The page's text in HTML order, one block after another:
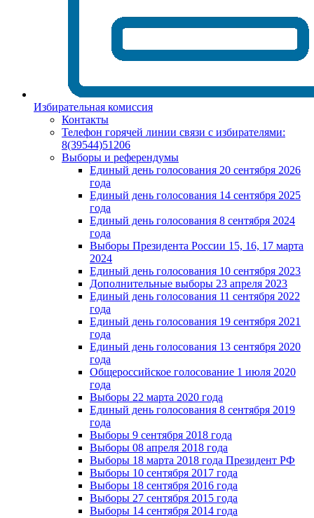
Избирательная комиссия
Контакты
Телефон горячей линии связи с избирателями:
8(39544)51206
Выборы и референдумы
Единый день голосования 20 сентября 2026
года
Единый день голосования 14 сентября 2025
года
Единый день голосования 8 сентября 2024
года
Выборы Президента России 15, 16, 17 марта
2024
Единый день голосования 10 сентября 2023
Дополнительные выборы 23 апреля 2023
Единый день голосования 11 сентября 2022
года
Единый день голосования 19 сентября 2021
года
Единый день голосования 13 сентября 2020
года
Общероссийское голосование 1 июля 2020
года
Выборы 22 марта 2020 года
Единый день голосования 8 сентября 2019
года
Выборы 9 сентября 2018 года
Выборы 08 апреля 2018 года
Выборы 18 марта 2018 года Президент РФ
Выборы 10 сентября 2017 года
Выборы 18 сентября 2016 года
Выборы 27 сентября 2015 года
Выборы 14 сентября 2014 года